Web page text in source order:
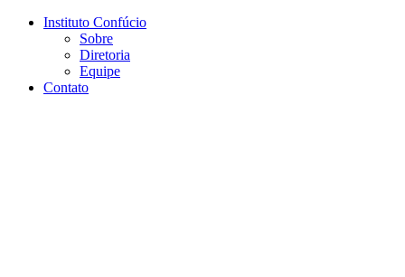
Conteúdo principal Menu principal
Instituto Confúcio
Sobre
Diretoria
Equipe
Contato